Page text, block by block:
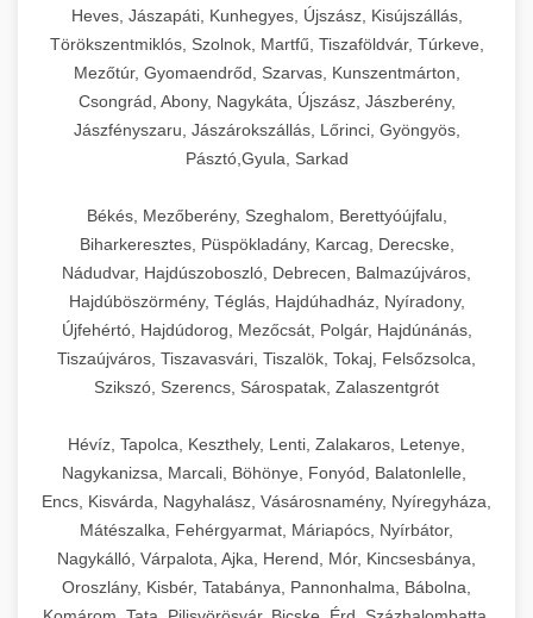
Heves, Jászapáti, Kunhegyes, Újszász, Kisújszállás,
Törökszentmiklós, Szolnok, Martfű, Tiszaföldvár, Túrkeve,
Mezőtúr, Gyomaendrőd, Szarvas, Kunszentmárton,
Csongrád, Abony, Nagykáta, Újszász, Jászberény,
Jászfényszaru, Jászárokszállás, Lőrinci, Gyöngyös,
Pásztó,Gyula, Sarkad
Békés, Mezőberény, Szeghalom, Berettyóújfalu,
Biharkeresztes, Püspökladány, Karcag, Derecske,
Nádudvar, Hajdúszoboszló, Debrecen, Balmazújváros,
Hajdúböszörmény, Téglás, Hajdúhadház, Nyíradony,
Újfehértó, Hajdúdorog, Mezőcsát, Polgár, Hajdúnánás,
Tiszaújváros, Tiszavasvári, Tiszalök, Tokaj, Felsőzsolca,
Szikszó, Szerencs, Sárospatak, Zalaszentgrót
Hévíz, Tapolca, Keszthely, Lenti, Zalakaros, Letenye,
Nagykanizsa, Marcali, Böhönye, Fonyód, Balatonlelle,
Encs, Kisvárda, Nagyhalász, Vásárosnamény, Nyíregyháza,
Mátészalka, Fehérgyarmat, Máriapócs, Nyírbátor,
Nagykálló, Várpalota, Ajka, Herend, Mór, Kincsesbánya,
Oroszlány, Kisbér, Tatabánya, Pannonhalma, Bábolna,